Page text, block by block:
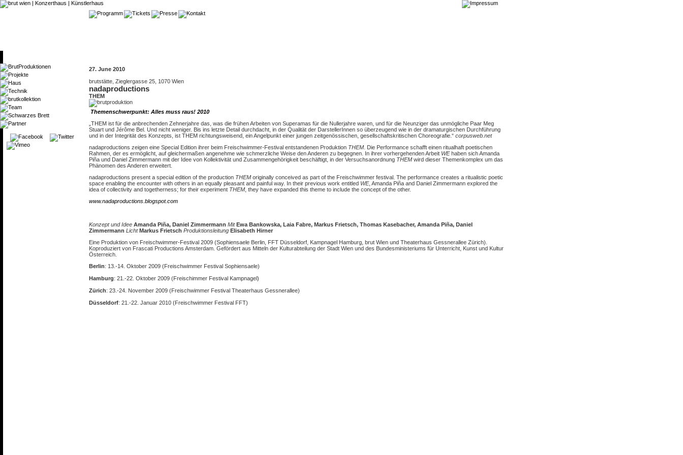
27. June 2010
brutstätte, Zieglergasse 25, 1070 Wien
nadaproductions
THEM
Themenschwerpunkt: Alles muss raus! 2010
„THEM ist für die anbrechenden Zehnerjahre das, was die frühen Arbeiten von Superamas für die Nullerjahre waren, und für die Neunziger das unmögliche Paar Meg
Stuart und Jérôme Bel. Und nicht weniger. Bis ins letzte Detail durchdacht, in der Qualität der DarstellerInnen so überzeugend wie in der dramaturgischen Durchführung
und in der Integrität des Konzepts, ist THEM richtungsweisend, ein Angelpunkt einer jungen zeitgenössischen, gesellschaftskritischen Choreografie.“ corpusweb.net
nadaproductions zeigen eine Special Edition ihrer beim Freischwimmer-Festival entstandenen Produktion THEM . Die Performance schafft einen ritualhaft poetischen
Rahmen, der es ermöglicht, auf gleichermaßen angenehme wie schmerzliche Weise den Anderen zu begegnen. In ihrer vorhergehenden Arbeit WEhaben sich Amanda
Piña und Daniel Zimmermann mit der Idee von Kollektivität und Zusammengehörigkeit beschäftigt, in der Versuchsanordnung THEM wird dieser Themenkomplex um das
Phänomen des Anderen erweitert.
nadaproductions present a special edition of the production THEM originally conceived as part of the Freischwimmer festival. The performance creates a ritualistic poetic
space enabling the encounter with others in an equally pleasant and painful way. In their previous work entitled WE, Amanda Piña and Daniel Zimmermann explored the
idea of collectivity and togetherness; for their experiment THEM , they have expanded this theme to include the concept of the other.
www.nadaproductions.blogspot.com
Konzept und Idee Amanda Piña, Daniel Zimmermann Mit Ewa Bankowska, Laia Fabre, Markus Frietsch, Thomas Kasebacher, Amanda Piña, Daniel
Zimmermann Licht Markus Frietsch Produktionsleitung Elisabeth Hirner
Eine Produktion von Freischwimmer-Festival 2009 (Sophiensaele Berlin, FFT Düsseldorf, Kampnagel Hamburg, brut Wien und Theaterhaus Gessnerallee Zürich).
Koproduziert von Frascati Productions Amsterdam. Gefördert aus Mitteln der Kulturabteilung der Stadt Wien und des Bundesministeriums für Unterricht, Kunst und Kultur
Österreich.
Berlin: 13.-14. Oktober 2009 (Freischwimmer Festival Sophiensaele)
Hamburg: 21.-22. Oktober 2009 (Freischimmer Festival Kampnagel)
Zürich: 23.-24. November 2009 (Freischwimmer Festival Theaterhaus Gessnerallee)
Düsseldorf: 21.-22. Januar 2010 (Freischwimmer Festival FFT)